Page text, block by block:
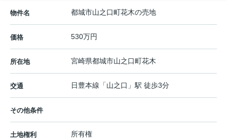
物件名 都城市山之口町花木の売地
価格 530万円
所在地 宮崎県都城市山之口町花木
交通 日豊本線 「山之口 」駅 徒歩3分
その他条件
土地権利 所有権